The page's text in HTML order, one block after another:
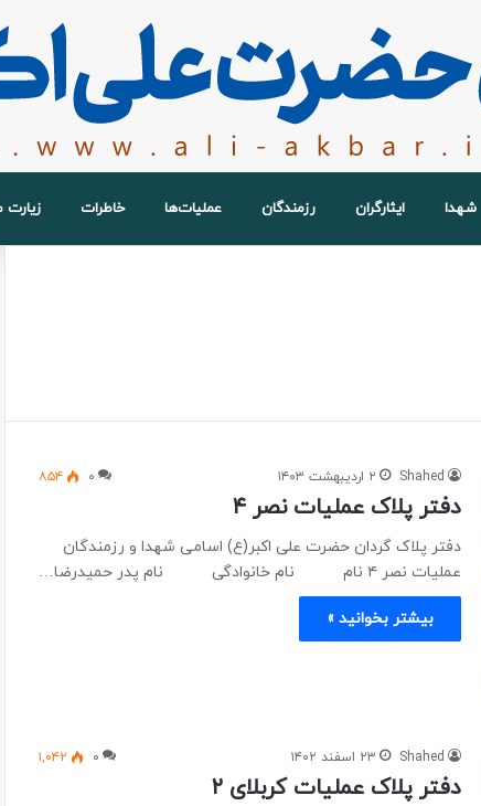
شهدا ایثارگران رزمندگان عملیات‌ها خاطرات زیارت
Shahed ۲ اردیبهشت ۱۴۰۳ ۰ ۸۵۴
دفتر پلاک عملیات نصر ۴
دفتر پلاک گردان حضرت علی اکبر(ع) اسامی شهدا و رزمندگان
عملیات نصر ۴ نام نام خانوادگی نام پدر حمیدرضا…
بیشتر بخوانید »
Shahed ۲۳ اسفند ۱۴۰۲ ۰ ۱,۰۴۲
دفتر پلاک عملیات کربلای ۲